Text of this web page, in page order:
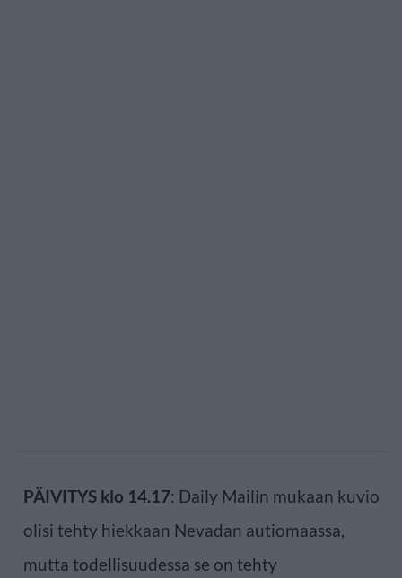
PÄIVITYS klo 14.17: Daily Mailin mukaan kuvio
olisi tehty hiekkaan Nevadan autiomaassa,
mutta todellisuudessa se on tehty